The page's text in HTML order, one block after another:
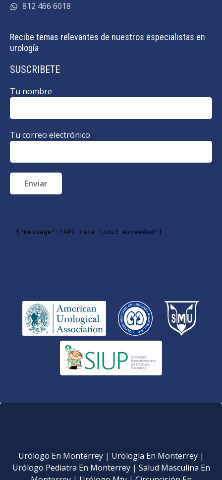
812 466 6018
Recibe temas relevantes de nuestros especialistas en
urología
SUSCRIBETE
Tu nombre
Tu correo electrónico
Urólogo En Monterrey| Urología En Monterrey|
Urólogo Pediatra En Monterrey| Salud Masculina En